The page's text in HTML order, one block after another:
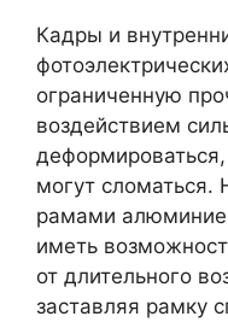
Кадры и
ограниченную
воздействием
могут
рамами
иметь
от длительного
заставляя рамку